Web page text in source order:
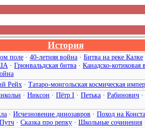
История
поле · 40-летняя война · Битва на реке Калке
· Грюнвальдская битва · Канадско-котиковая
Рейх · Татаро-монгольская космическая
· Никсон · Пётр I · Петька · Рабинович ·
· Исчезновение динозавров · Поход на
Путч · Сказка про репку · Школьные сочинения